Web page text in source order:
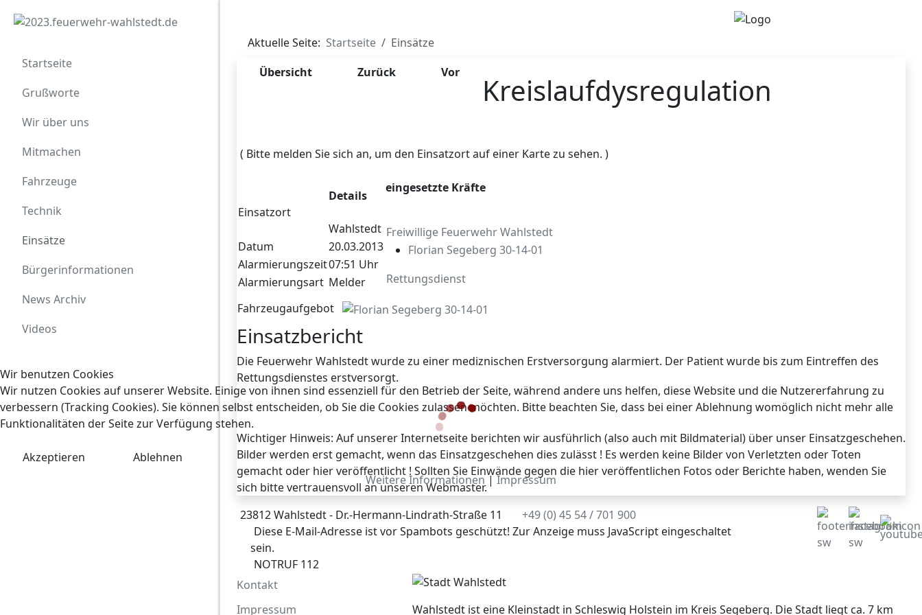
Startseite
Grußworte
Wir über uns
Mitmachen
Fahrzeuge
Technik
Einsätze
Bürgerinformationen
News Archiv
Videos
Aktuelle Seite: Startseite
Einsätze
Übersicht
Zurück Vor Kreislaufdysregulation
( Bitte melden Sie sich an, um den Einsatzort auf einer Karte zu sehen. )
Einsatzort
Details
Wahlstedt
Datum
20.03.2013
Alarmierungszeit07:51 Uhr
Alarmierungsart Melder
eingesetzte Kräfte
Freiwillige Feuerwehr Wahlstedt
Florian Segeberg 30-14-01
Rettungsdienst
Fahrzeugaufgebot
Einsatzbericht
Die Feuerwehr Wahlstedt wurde zu einer mediznischen Erstversorgung alarmiert. Der Patient wurde bis zum Eintreffen des
Rettungsdienstes erstversorgt.
Wichtiger Hinweis: Auf unserer Internetseite berichten wir ausführlich (also auch mit Bildmaterial) über unser Einsatzgeschehen.
Bilder werden erst gemacht, wenn das Einsatzgeschehen dies zulässt ! Es werden keine Bilder von Verletzten oder Toten
gemacht oder hier veröffentlicht ! Sollten Sie Einwände gegen die hier veröffentlichen Fotos oder Berichte haben, wenden Sie
sich bitte vertrauensvoll an unseren Webmaster.
23812 Wahlstedt - Dr.-Hermann-Lindrath-Straße 11
+49 (0) 45 54 / 701 900
Diese E-Mail-Adresse ist vor Spambots geschützt! Zur Anzeige muss JavaScript eingeschaltet
sein.
NOTRUF 112
Kontakt
Impressum
Wahlstedt ist eine Kleinstadt in Schleswig Holstein im Kreis Segeberg. Die Stadt liegt ca. 7 km
Wir benutzen Cookies
Wir nutzen Cookies auf unserer Website. Einige von ihnen sind essenziell für den Betrieb der Seite, während andere uns helfen, diese Website und die Nutzererfahrung zu
verbessern (Tracking Cookies). Sie können selbst entscheiden, ob Sie die Cookies zulassen möchten. Bitte beachten Sie, dass bei einer Ablehnung womöglich nicht mehr alle
Funktionalitäten der Seite zur Verfügung stehen.
Akzeptieren
Ablehnen
Weitere Informationen|Impressum